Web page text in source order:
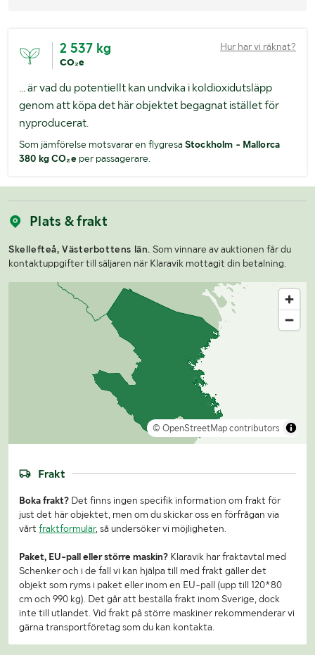
2 537 kg
CO₂e
Hur har vi räknat?
... är vad du potentiellt kan undvika i koldioxidutsläpp
genom att köpa det här objektet begagnat istället för
nyproducerat.
Som jämförelse motsvarar en flygresa Stockholm - Mallorca
380 kg CO₂eper passagerare.
Plats & frakt
Skellefteå, Västerbottens län. Som vinnare av auktionen får du
kontaktuppgifter till säljaren när Klaravik mottagit din betalning.
© OpenStreetMap contributors
Frakt
Boka frakt? Det finns ingen specifik information om frakt för
just det här objektet, men om du skickar oss en förfrågan via
vårt fraktformulär, så undersöker vi möjligheten.
Paket, EU-pall eller större maskin? Klaravik har fraktavtal med
Schenker och i de fall vi kan hjälpa till med frakt gäller det
objekt som ryms i paket eller inom en EU-pall (upp till 120*80
cm och 990 kg). Det går att beställa frakt inom Sverige, dock
inte till utlandet. Vid frakt på större maskiner rekommenderar vi
gärna transportföretag som du kan kontakta.